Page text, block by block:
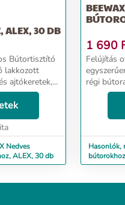
ALEX, 30 DB
Bútortisztító
lakkozott
ajtókeretek,
-nyom
adatla...
Nedves
ALEX, 30 db
1 690
Felújítás
régi
őket.
Hasonlók,